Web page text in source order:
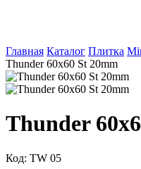
Главная Каталог Плитка
Thunder 60x60 St 20mm
Thunder
Код: TW 05